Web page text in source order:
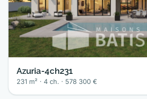
Azuria-4ch231
231 m² · 4 ch. · 578 300 €